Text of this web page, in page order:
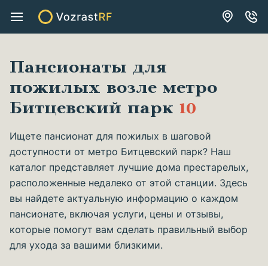
Пансионаты для
пожилых возле метро
Битцевский парк 10
Ищете пансионат для пожилых в шаговой
доступности от метро Битцевский парк? Наш
каталог представляет лучшие дома престарелых,
расположенные недалеко от этой станции. Здесь
вы найдете актуальную информацию о каждом
пансионате, включая услуги, цены и отзывы,
которые помогут вам сделать правильный выбор
для ухода за вашими близкими.